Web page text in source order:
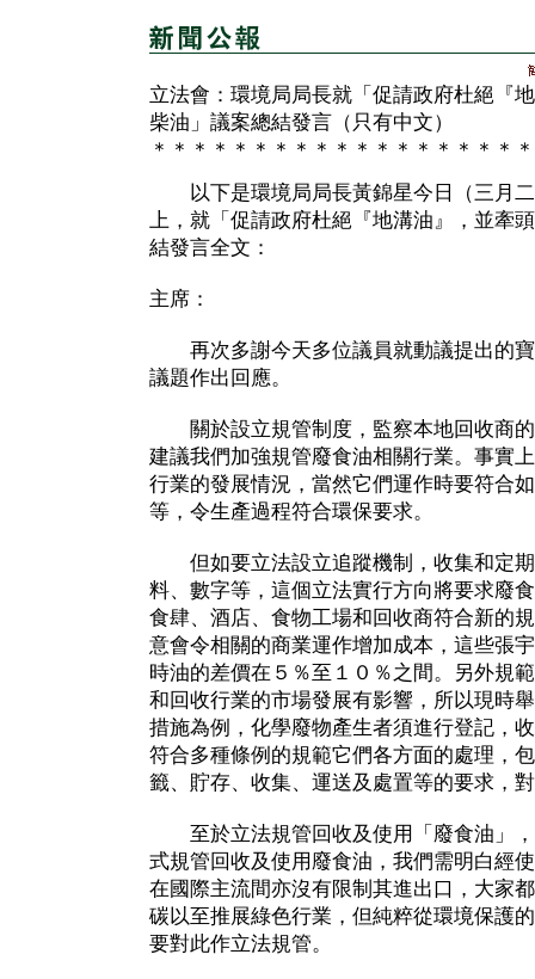
立法會：環境局局長就「促請政府杜絕『
柴油」議案總結發言（只有中文）
＊＊＊＊＊＊＊＊＊＊＊＊＊＊＊＊＊＊
以下是環境局局長黃錦星今日（三月二
上，就「促請政府杜絕『地溝油』，並牽
結發言全文：
主席：
再次多謝今天多位議員就動議提出的寶
議題作出回應。
關於設立規管制度，監察本地回收商的
建議我們加強規管廢食油相關行業。事實
行業的發展情況，當然它們運作時要符合
等，令生產過程符合環保要求。
但如要立法設立追蹤機制，收集和定期
料、數字等，這個立法實行方向將要求廢
食肆、酒店、食物工場和回收商符合新的
意會令相關的商業運作增加成本，這些張
時油的差價在５％至１０％之間。另外規
和回收行業的市場發展有影響，所以現時
措施為例，化學廢物產生者須進行登記，
符合多種條例的規範它們各方面的處理，
籤、貯存、收集、運送及處置等的要求，
至於立法規管回收及使用「廢食油」，
式規管回收及使用廢食油，我們需明白經
在國際主流間亦沒有限制其進出口，大家
碳以至推展綠色行業，但純粹從環境保護
要對此作立法規管。